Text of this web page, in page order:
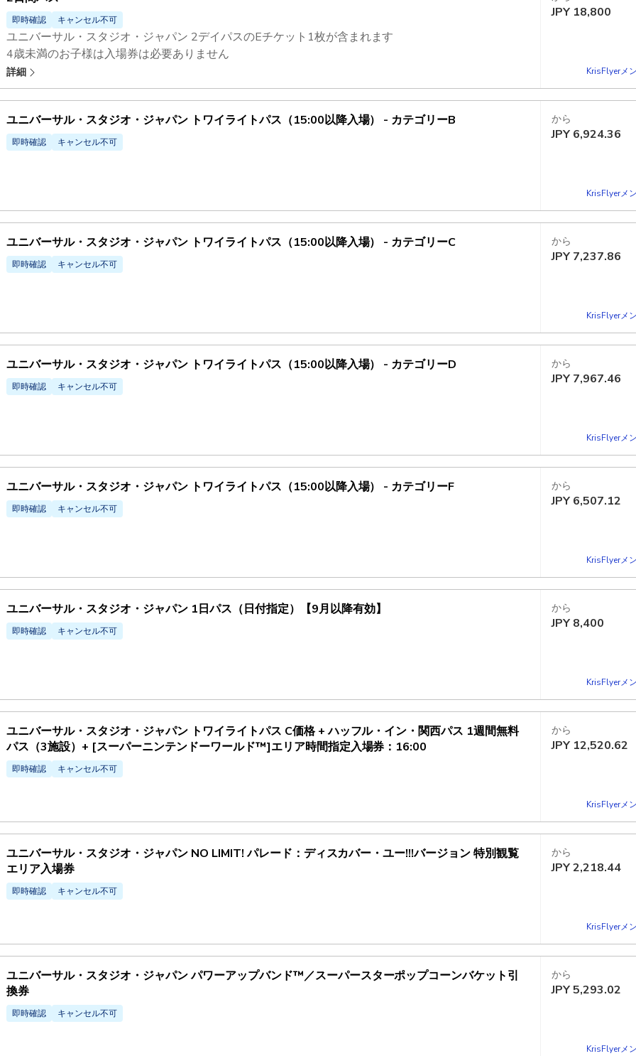
即時確認 キャンセル不可
ユニバーサル・スタジオ・ジャパン 2デイパスのEチケット1枚が含まれます
4歳未満のお子様は入場券は必要ありません
ユニバーサル・スタジオ・ジャパン - エクスプレスパス
詳細
JPY 18,800
KrisFlyerメ
ユニバーサル・スタジオ・ジャパン トワイライトパス（15:00以降入場） - カテゴリーB
即時確認 キャンセル不可
から
JPY 6,924.36
KrisFlyerメ
ユニバーサル・スタジオ・ジャパン トワイライトパス（15:00以降入場） - カテゴリーC
即時確認 キャンセル不可
から
JPY 7,237.86
KrisFlyerメ
ユニバーサル・スタジオ・ジャパン トワイライトパス（15:00以降入場） - カテゴリーD
即時確認 キャンセル不可
から
JPY 7,967.46
KrisFlyerメ
ユニバーサル・スタジオ・ジャパン トワイライトパス（15:00以降入場） - カテゴリーF
即時確認 キャンセル不可
から
JPY 6,507.12
KrisFlyerメ
ユニバーサル・スタジオ・ジャパン 1日パス（日付指定）【9月以降有効】
即時確認 キャンセル不可
から
JPY 8,400
KrisFlyerメ
ユニバーサル・スタジオ・ジャパン トワイライトパス C価格 + ハッフル・イン・関西パス 1週間無料
パス（3施設）+ [スーパーニンテンドーワールド™]エリア時間指定入場券：16:00
即時確認 キャンセル不可
から
JPY 12,520.62
KrisFlyerメ
ユニバーサル・スタジオ・ジャパン NO LIMIT! パレード：ディスカバー・ユー!!!バージョン 特別観覧
エリア入場券
即時確認 キャンセル不可
から
JPY2,218.44
KrisFlyerメ
ユニバーサル・スタジオ・ジャパン パワーアップバンド™／スーパースターポップコーンバケット引
換券
即時確認 キャンセル不可
から
JPY5,293.02
KrisFlyerメ